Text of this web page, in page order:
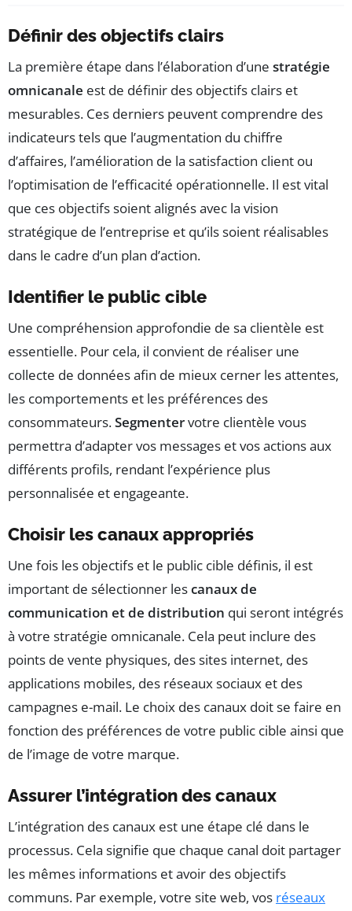
Définir des objectifs clairs
La première étape dans l’élaboration d’une stratégie
omnicanale est de définir des objectifs clairs et
mesurables. Ces derniers peuvent comprendre des
indicateurs tels que l’augmentation du chiffre
d’affaires, l’amélioration de la satisfaction client ou
l’optimisation de l’efficacité opérationnelle. Il est vital
que ces objectifs soient alignés avec la vision
stratégique de l’entreprise et qu’ils soient réalisables
dans le cadre d’un plan d’action.
Identifier le public cible
Une compréhension approfondie de sa clientèle est
essentielle. Pour cela, il convient de réaliser une
collecte de données afin de mieux cerner les attentes,
les comportements et les préférences des
consommateurs.Segmentervotre clientèle vous
permettra d’adapter vos messages et vos actions aux
différents profils, rendant l’expérience plus
personnalisée et engageante.
Choisir les canaux appropriés
Une fois les objectifs et le public cible définis, il est
important de sélectionner lescanaux de
communication et de distribution qui seront intégrés
à votre stratégie omnicanale. Cela peut inclure des
points de vente physiques, des sites internet, des
applications mobiles, des réseaux sociaux et des
campagnes e-mail. Le choix des canaux doit se faire en
fonction des préférences de votre public cible ainsi que
de l’image de votre marque.
Assurer l’intégration des canaux
L’intégration des canaux est une étape clé dans le
processus. Cela signifie que chaque canal doit partager
les mêmes informations et avoir des objectifs
communs. Par exemple, votre site web, vos réseaux